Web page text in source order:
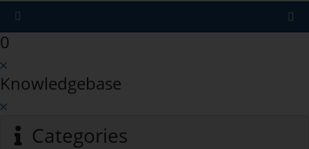
0
Knowledgebase
Categories